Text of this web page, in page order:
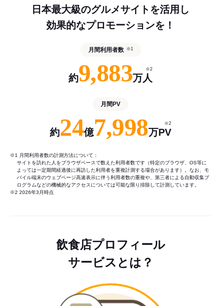
日本最大級のグルメサイトを活用し
効果的なプロモーションを！
月間利用者数 ※1
約9,883万人
※2
月間PV
約24億7,998万PV
※2
※1 月間利用者数の計測方法について：
サイトを訪れた人をブラウザベースで数えた利用者数です（特定のブラウザ、OS等に
よっては一定期間経過後に再訪した利用者を重複計測する場合があります）。なお、モ
バイル端末のウェブページ高速表示に伴う利用者数の重複や、第三者による自動収集プ
ログラムなどの機械的なアクセスについては可能な限り排除して計測しています。
※2 2026年3月時点
飲食店プロフィール
サービスとは？